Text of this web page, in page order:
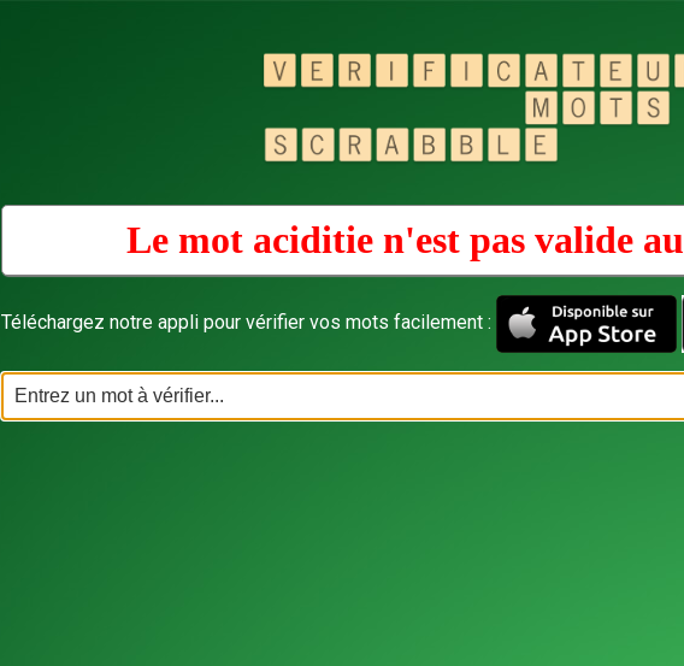
Le mot aciditie n'est pas valide au
Téléchargez notre appli pour vérifier vos mots facilement :